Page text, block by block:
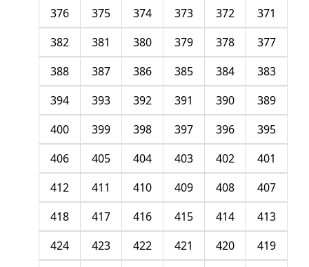
371
372
373
374
375
376
377
378
379
380
381
382
383
384
385
386
387
388
389
390
391
392
393
394
395
396
397
398
399
400
401
402
403
404
405
406
407
408
409
410
411
412
413
414
415
416
417
418
419
420
421
422
423
424